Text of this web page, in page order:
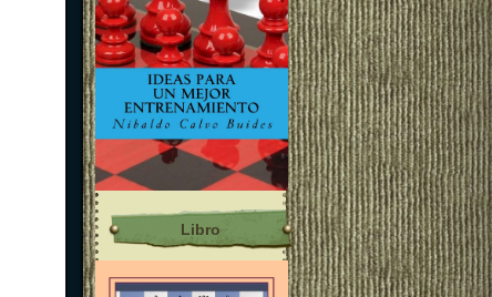
Libro